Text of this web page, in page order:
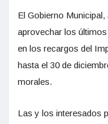
El Gobierno
aprovechar los
en los recargos del
hasta el 30 de
morales.
Las y los interesados